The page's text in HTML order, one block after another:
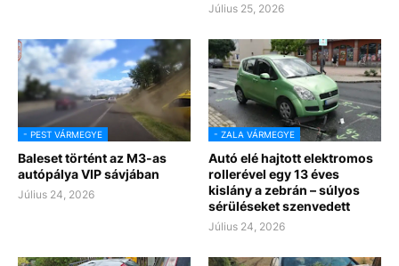
Július 25, 2026
- PEST VÁRMEGYE
Baleset történt az M3-as
autópálya VIP sávjában
Július 24, 2026
- ZALA VÁRMEGYE
Autó elé hajtott elektromos
rollerével egy 13 éves
kislány a zebrán – súlyos
sérüléseket szenvedett
Július 24, 2026